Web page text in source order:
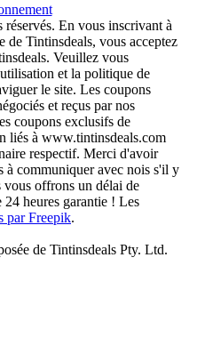
En vous inscrivant à
de Tintinsdeals, vous acceptez
Veuillez vous
et la politique de
le site. Les coupons
et reçus par nos
coupons exclusifs de
liés à www.tintinsdeals.com
respectif. Merci d'avoir
à communiquer avec nois s'il y
offrons un délai de
heures garantie ! Les
par Freepik.
de Tintinsdeals Pty. Ltd.